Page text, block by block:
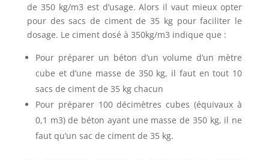
de 350 kg/m3 est d’usage. Alors il vaut mieux opter
pour des sacs de ciment de 35 kg pour faciliter le
dosage. Le ciment dosé à 350kg/m3 indique que :
Pour préparer un béton d’un volume d’un mètre
cube et d’une masse de 350 kg, il faut en tout 10
sacs de ciment de 35 kg chacun
Pour préparer 100 décimètres cubes (équivaux à
0,1 m3) de béton ayant une masse de 350 kg, il ne
faut qu’un sac de ciment de 35 kg.